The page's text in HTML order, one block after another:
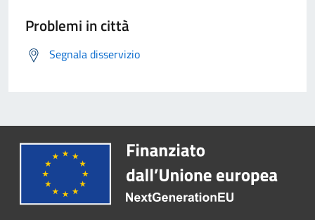
Problemi in città
Segnala disservizio